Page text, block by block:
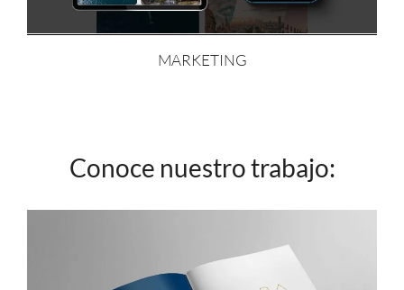
MARKETING
Conoce nuestro trabajo: